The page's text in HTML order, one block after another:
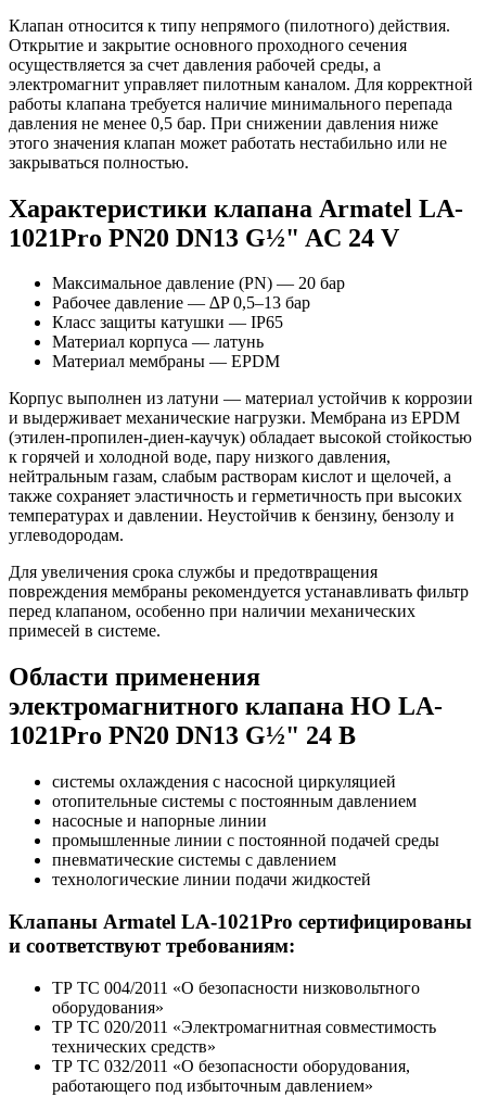
Клапан относится к типу непрямого (пилотного) действия.
Открытие и закрытие основного проходного сечения
осуществляется за счет давления рабочей среды, а
электромагнит управляет пилотным каналом. Для корректной
работы клапана требуется наличие минимального перепада
давления не менее 0,5 бар. При снижении давления ниже
этого значения клапан может работать нестабильно или не
закрываться полностью.
Характеристики клапана Armatel LA-
1021Pro PN20 DN13 G½" AC 24 V
Максимальное давление (PN) — 20 бар
Рабочее давление — ∆P 0,5–13 бар
Класс защиты катушки — IP65
Материал корпуса — латунь
Материал мембраны — EPDM
Корпус выполнен из латуни — материал устойчив к коррозии
и выдерживает механические нагрузки. Мембрана из EPDM
(этилен-пропилен-диен-каучук) обладает высокой стойкостью
к горячей и холодной воде, пару низкого давления,
нейтральным газам, слабым растворам кислот и щелочей, а
также сохраняет эластичность и герметичность при высоких
температурах и давлении. Неустойчив к бензину, бензолу и
углеводородам.
Для увеличения срока службы и предотвращения
повреждения мембраны рекомендуется устанавливать фильтр
перед клапаном, особенно при наличии механических
примесей в системе.
Области применения
электромагнитного клапана НО LA-
1021Pro PN20 DN13 G½" 24 В
системы охлаждения с насосной циркуляцией
отопительные системы с постоянным давлением
насосные и напорные линии
промышленные линии с постоянной подачей среды
пневматические системы с давлением
технологические линии подачи жидкостей
Клапаны Armatel LA-1021Pro сертифицированы
и соответствуют требованиям:
ТР ТС 004/2011 «О безопасности низковольтного
оборудования»
ТР ТС 020/2011 «Электромагнитная совместимость
технических средств»
ТР ТС 032/2011 «О безопасности оборудования,
работающего под избыточным давлением»